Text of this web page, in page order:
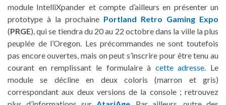
module IntelliXpander et compte d’ailleurs en présenter un
prototype à la prochaine Portland Retro Gaming Expo
(PRGE), qui se tiendra du 20 au 22 octobre dans la ville la plus
peuplée de l’Oregon. Les précommandes ne sont toutefois
pas encore ouvertes, mais on peut s’inscrire pour être tenu au
courant en remplissant le formulaire à cette adresse. Le
module se décline en deux coloris (marron et gris)
correspondant aux deux versions de la console ; retrouvez